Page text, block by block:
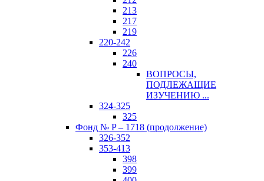
213
217
219
220-242
226
240
ВОПРОСЫ,
ПОДЛЕЖАЩИЕ
ИЗУЧЕНИЮ ...
324-325
325
Фонд № P – 1718 (продолжение)
326-352
353-413
398
399